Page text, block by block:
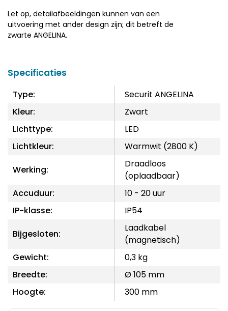
Let op, detailafbeeldingen kunnen van een
uitvoering met ander design zijn; dit betreft de
zwarte ANGELINA.
Specificaties
Type:
Securit ANGELINA
Kleur:
Zwart
Lichttype:
LED
Lichtkleur:
Warmwit (2800 K)
Werking:
Draadloos
(oplaadbaar)
Accuduur:
10 - 20 uur
IP-klasse:
IP54
Bijgesloten:
Laadkabel
(magnetisch)
Gewicht:
0,3 kg
Breedte:
Ø 105 mm
Hoogte:
300 mm